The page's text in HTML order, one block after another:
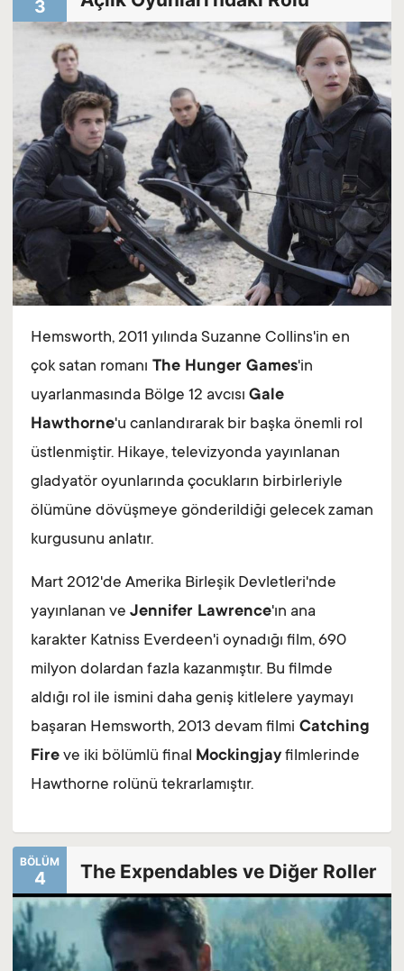
3
Hemsworth, 2011 yılında Suzanne Collins'in en
çok satan romanı The Hunger Games'in
uyarlanmasında Bölge 12 avcısı Gale
Hawthorne'u canlandırarak bir başka önemli rol
üstlenmiştir. Hikaye, televizyonda yayınlanan
gladyatör oyunlarında çocukların birbirleriyle
ölümüne dövüşmeye gönderildiği gelecek zaman
kurgusunu anlatır.
Mart 2012'de Amerika Birleşik Devletleri'nde
yayınlanan ve Jennifer Lawrence'ın ana
karakter Katniss Everdeen'i oynadığı film, 690
milyon dolardan fazla kazanmıştır. Bu filmde
aldığı rol ile ismini daha geniş kitlelere yaymayı
başaran Hemsworth, 2013 devam filmi Catching
Fire ve iki bölümlü final Mockingjay filmlerinde
Hawthorne rolünü tekrarlamıştır.
BÖLÜM
4 The Expendables ve Diğer Roller